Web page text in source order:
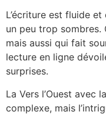
L’écriture est fluide
un peu trop sombres.
mais aussi qui fait
lecture en ligne
surprises.
La Vers l’Ouest avec
complexe, mais